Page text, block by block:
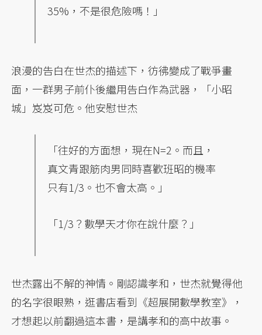
35%，不是很危險嗎！」
浪漫的告白在世杰的描述下，彷彿變成了戰爭畫
面，一群男子前仆後繼用告白作為武器，「小昭
城」岌岌可危。他安慰世杰
「往好的方面想，現在N=2。而且，
真文青跟筋肉男同時喜歡班昭的機率
只有1/3。也不會太高。」
「1/3？數學天才你在說什麼？」
世杰露出不解的神情。剛認識孝和，世杰就覺得他
的名字很眼熟，逛書店看到《超展開數學教室》，
才想起以前翻過這本書，是講孝和的高中故事。